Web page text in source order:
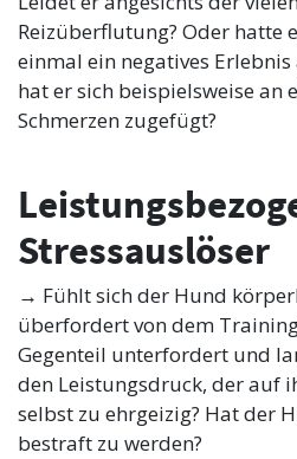
Reizüberflutung? Oder hatte
einmal ein negatives
hat er sich beispielsweise an
Schmerzen zugefügt?
Stressauslöser
→ Fühlt sich der Hund
überfordert von dem
Gegenteil unterfordert und
den Leistungsdruck, der auf
selbst zu ehrgeizig? Hat der
bestraft zu werden?